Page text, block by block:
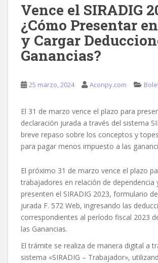
Vence el SIRADIG
¿Cómo Presentar
y Cargar
Ganancias?
25 marzo, 2024 Aconpy.com
El 31 de marzo vence el plazo para
declaración jurada a través del sistema
breve repaso sobre los conceptos y
para pagar menos impuesto a las
El próximo 31 de marzo vence el plazo
trabajadores en relación de dependencia
presenten el SIRADIG 2023, formulario
jurada F. 572 Web, ingresando las
correspondientes al período fiscal 2023
las Ganancias.
El trámite se realiza de manera digital a
sistema «SIRADIG – Trabajador»,